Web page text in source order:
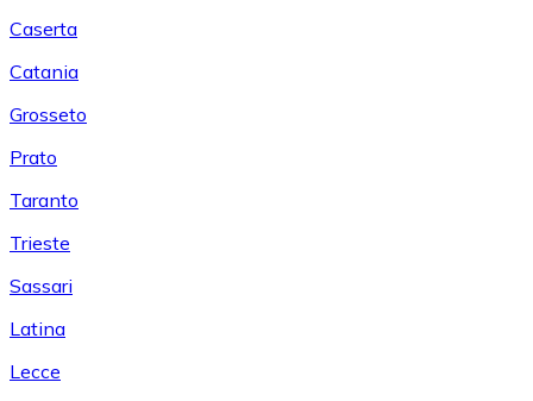
Caserta
Catania
Grosseto
Prato
Taranto
Trieste
Sassari
Latina
Lecce